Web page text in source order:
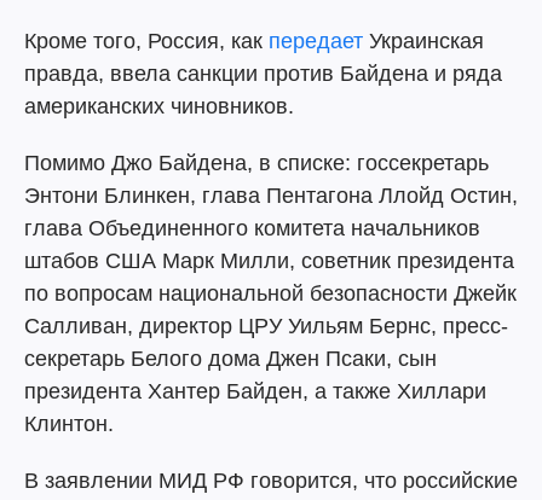
Кроме того, Россия, как передает Украинская
правда, ввела санкции против Байдена и ряда
американских чиновников.
Помимо Джо Байдена, в списке: госсекретарь
Энтони Блинкен, глава Пентагона Ллойд Остин,
глава Объединенного комитета начальников
штабов США Марк Милли, советник президента
по вопросам национальной безопасности Джейк
Салливан, директор ЦРУ Уильям Бернс, пресс-
секретарь Белого дома Джен Псаки, сын
президента Хантер Байден, а также Хиллари
Клинтон.
В заявлении МИД РФ говорится, что российские